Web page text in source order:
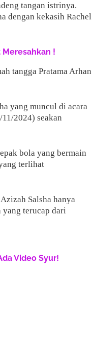
tangan istrinya.
dengan kekasih Rachel
!
tangga Pratama Arhan
yang muncul di acara
2024) seakan
bola yang bermain
terlihat
Salsha hanya
yang terucap dari
Video Syur!